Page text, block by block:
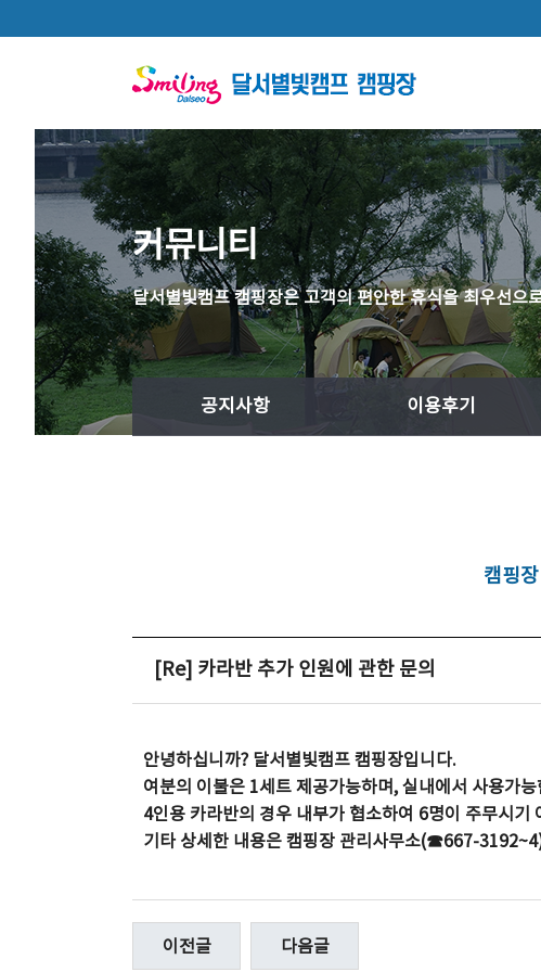
커뮤니티
달서별빛캠프 캠핑장은 고객의 편안한 휴식을 최우선으
공지사항 이용후기
캠핑
[Re] 카라반 추가 인원에 관한 문의
안녕하십니까? 달서별빛캠프 캠핑장입니다.
여분의 이불은 1세트 제공가능하며, 실내에서 사용가
4인용 카라반의 경우 내부가 협소하여 6명이 주무시기
기타 상세한 내용은 캠핑장 관리사무소(☎667-
이전글 다음글